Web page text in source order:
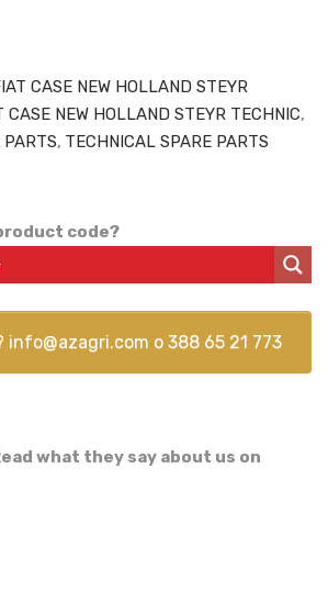
CASE NEW HOLLAND STEYR
CASE NEW HOLLAND STEYR TECHNIC,
, TECHNICAL SPARE PARTS
code?
info@azagri.com o 388 65 21 773
what they say about us on